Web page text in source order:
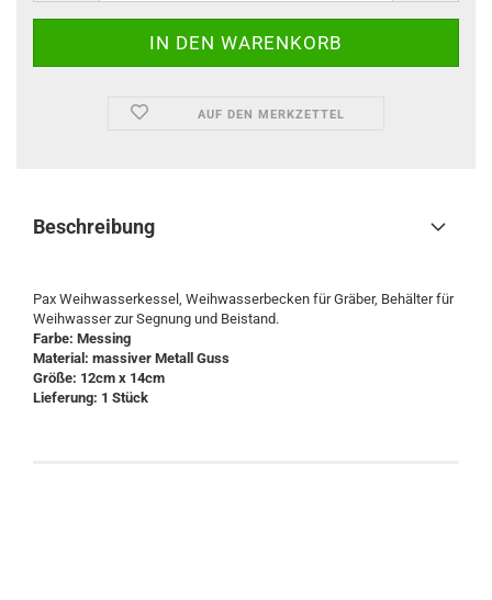
AUF DEN MERKZETTEL
Beschreibung
Pax Weihwasserkessel, Weihwasserbecken für Gräber, Behälter für
Weihwasser zur Segnung und Beistand.
Farbe: Messing
Material: massiver Metall Guss
Größe: 12cm x 14cm
Lieferung: 1 Stück